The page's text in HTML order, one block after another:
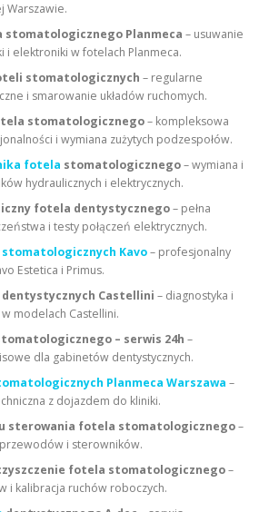
Warszawie.
stomatologicznego Planmeca – usuwanie
i elektroniki w fotelach Planmeca.
stomatologicznych – regularne
i smarowanie układów ruchomych.
stomatologicznego– kompleksowa
i wymiana zużytych podzespołów.
fotela stomatologicznego– wymiana i
hydraulicznych i elektrycznych.
fotela dentystycznego– pełna
i testy połączeń elektrycznych.
Kavo– profesjonalny
Estetica i Primus.
Castellini – diagnostyka i
modelach Castellini.
– serwis 24h –
dla gabinetów dentystycznych.
Planmeca Warszawa –
z dojazdem do kliniki.
sterowania fotela stomatologicznego–
i sterowników.
fotela stomatologicznego–
i kalibracja ruchów roboczych.